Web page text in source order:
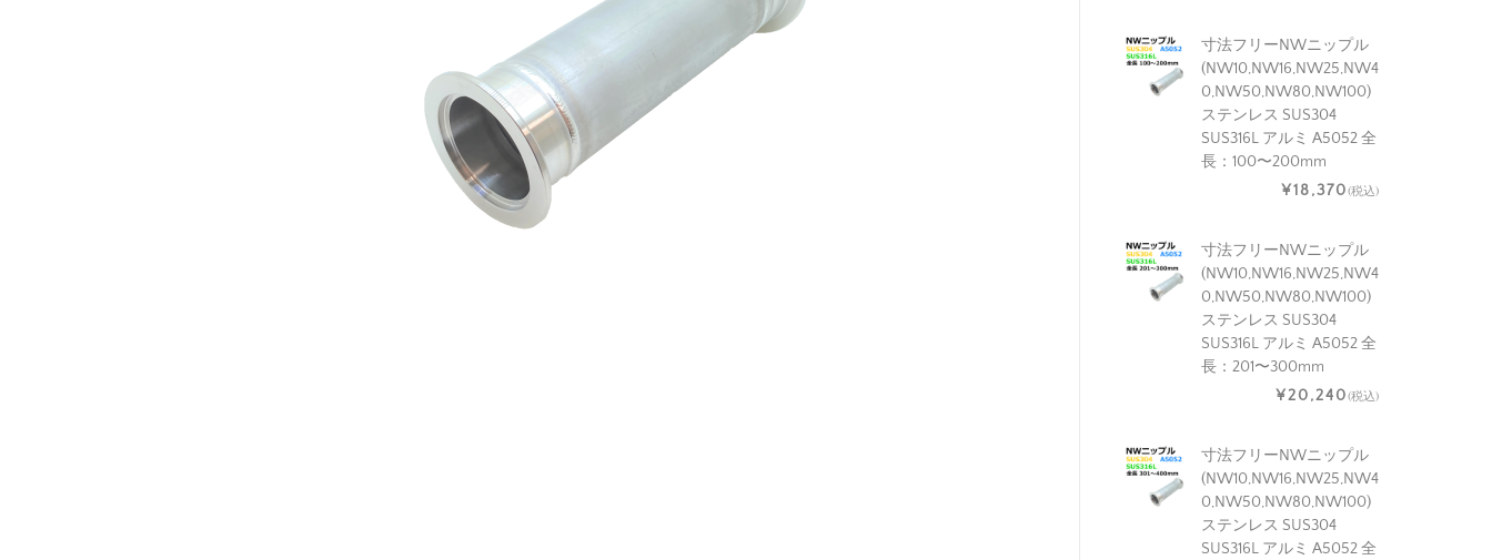
寸法フリーNWニップル
(NW10,NW16,NW25,NW4
0,NW50,NW80,NW100)
ステンレス SUS304
SUS316L アルミ A5052 全
長：100〜200mm
¥18,370(税込)
寸法フリーNWニップル
(NW10,NW16,NW25,NW4
0,NW50,NW80,NW100)
ステンレス SUS304
SUS316L アルミ A5052 全
長：201〜300mm
¥20,240(税込)
寸法フリーNWニップル
(NW10,NW16,NW25,NW4
0,NW50,NW80,NW100)
ステンレス SUS304
SUS316L アルミ A5052 全